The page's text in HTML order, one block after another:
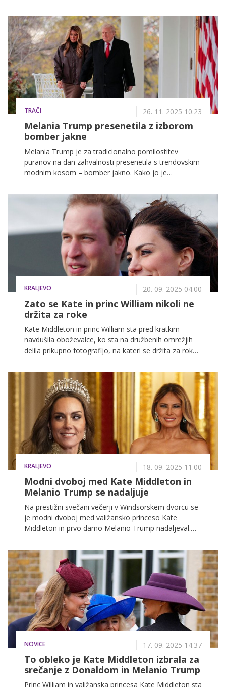
TRAČI 26. 11. 2025 10.23
Melania Trump presenetila z izborom
bomber jakne
Melania Trump je za tradicionalno pomilostitev
puranov na dan zahvalnosti presenetila s trendovskim
modnim kosom – bomber jakno. Kako jo je
KRALJEVO 20. 09. 2025 04.00
Zato se Kate in princ William nikoli ne
držita za roke
Kate Middleton in princ William sta pred kratkim
navdušila oboževalce, ko sta na družbenih omrežjih
delila prikupno fotografijo, na kateri se držita za roke.
KRALJEVO 18. 09. 2025 11.00
Modni dvoboj med Kate Middleton in
Melanio Trump se nadaljuje
Na prestižni svečani večerji v Windsorskem dvorcu se
je modni dvoboj med valižansko princeso Kate
Middleton in prvo damo Melanio Trump nadaljeval.
bomo pozabili.
NOVICE 17. 09. 2025 14.37
To obleko je Kate Middleton izbrala za
srečanje z Donaldom in Melanio Trump
Princ William in valižanska princesa Kate Middleton sta